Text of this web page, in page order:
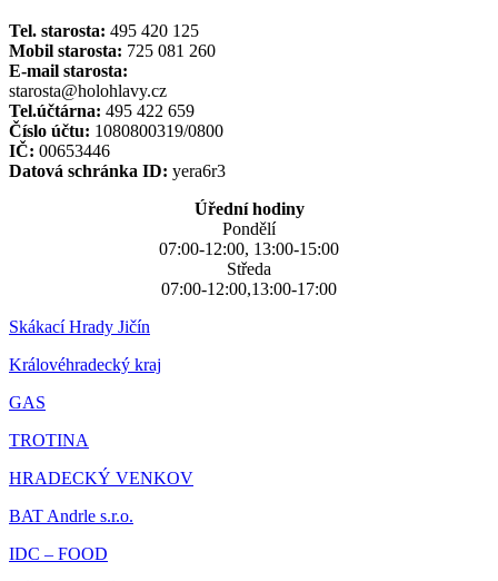
Tel. starosta: 495 420 125
Mobil starosta: 725 081 260
E-mail starosta:
starosta@holohlavy.cz
Tel.účtárna: 495 422 659
Číslo účtu: 1080800319/0800
IČ: 00653446
Datová schránka ID: yera6r3
Úřední hodiny
Pondělí
07:00-12:00, 13:00-15:00
Středa
07:00-12:00,13:00-17:00
Skákací Hrady Jičín
Královéhradecký kraj
GAS
TROTINA
HRADECKÝ VENKOV
BAT Andrle s.r.o.
IDC – FOOD